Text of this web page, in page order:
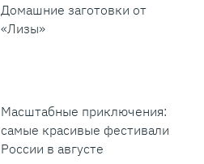
Домашние заготовки от
«Лизы»
Масштабные приключения:
самые красивые фестивали
России в августе